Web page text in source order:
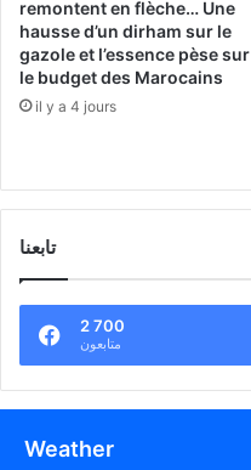
remontent en flèche… Une
hausse d’un dirham sur le
gazole et l’essence pèse sur
le budget des Marocains
il y a 4 jours
تابعنا
2 700
متابعون
Weather